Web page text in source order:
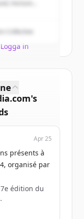
Logga in
Horizon
Collective
's
funding
credits to
Apr 25
présents à
organisé par
édition du